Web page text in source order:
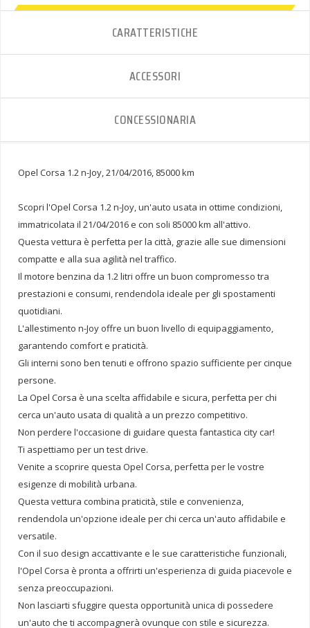
CARATTERISTICHE
ACCESSORI
CONCESSIONARIA
Opel Corsa 1.2 n-Joy, 21/04/2016, 85000 km
Scopri l'Opel Corsa 1.2 n-Joy, un'auto usata in ottime condizioni,
immatricolata il 21/04/2016 e con soli 85000 km all'attivo.
Questa vettura è perfetta per la città, grazie alle sue dimensioni
compatte e alla sua agilità nel traffico.
Il motore benzina da 1.2 litri offre un buon compromesso tra
prestazioni e consumi, rendendola ideale per gli spostamenti
quotidiani.
L'allestimento n-Joy offre un buon livello di equipaggiamento,
garantendo comfort e praticità.
Gli interni sono ben tenuti e offrono spazio sufficiente per cinque
persone.
La Opel Corsa è una scelta affidabile e sicura, perfetta per chi
cerca un'auto usata di qualità a un prezzo competitivo.
Non perdere l'occasione di guidare questa fantastica city car!
Ti aspettiamo per un test drive.
Venite a scoprire questa Opel Corsa, perfetta per le vostre
esigenze di mobilità urbana.
Questa vettura combina praticità, stile e convenienza,
rendendola un'opzione ideale per chi cerca un'auto affidabile e
versatile.
Con il suo design accattivante e le sue caratteristiche funzionali,
l'Opel Corsa è pronta a offrirti un'esperienza di guida piacevole e
senza preoccupazioni.
Non lasciarti sfuggire questa opportunità unica di possedere
un'auto che ti accompagnerà ovunque con stile e sicurezza.